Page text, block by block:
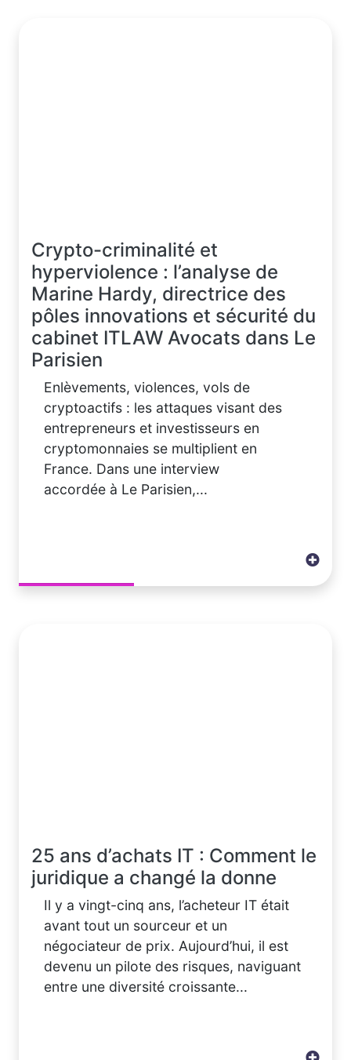
Crypto-criminalité et
hyperviolence : l’analyse de
Marine Hardy, directrice des
pôles innovations et sécurité du
cabinet ITLAW Avocats dans Le
Parisien
Enlèvements, violences, vols de
cryptoactifs : les attaques visant des
entrepreneurs et investisseurs en
cryptomonnaies se multiplient en
France. Dans une interview
accordée à Le Parisien,...
25 ans d’achats IT : Comment le
juridique a changé la donne
Il y a vingt-cinq ans, l’acheteur IT était
avant tout un sourceur et un
négociateur de prix. Aujourd’hui, il est
devenu un pilote des risques, naviguant
entre une diversité croissante...